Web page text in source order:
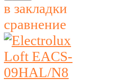
в закладки
сравнение